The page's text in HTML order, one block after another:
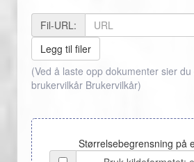
Fil-URL:
Legg til filer
(Ved å laste opp dokumenter sier
brukervilkår Brukervilkår)
Størrelsebegrensning på